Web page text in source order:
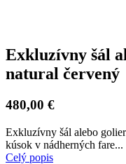
Exkluzívny šál
natural červený
480,00 €
Exkluzívny šál alebo
kúsok v nádherných fare...
Celý popis